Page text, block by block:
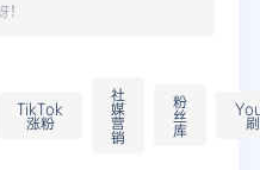
！
TikTok
涨粉
社
媒
营
销
粉
丝
库